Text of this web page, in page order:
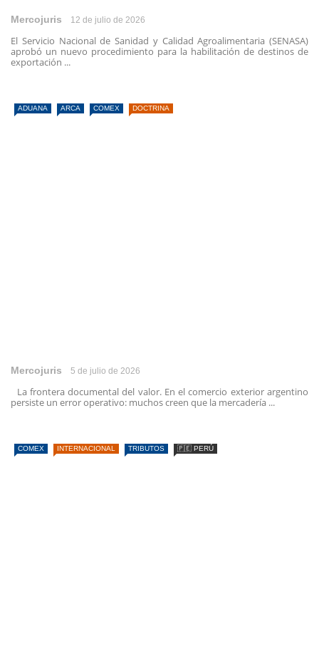
Mercojuris 12 de julio de 2026
El Servicio Nacional de Sanidad y Calidad Agroalimentaria (SENASA)
aprobó un nuevo procedimiento para la habilitación de destinos de
exportación ...
ADUANA ARCA COMEX DOCTRINA
Mercojuris 5 de julio de 2026
La frontera documental del valor. En el comercio exterior argentino
persiste un error operativo: muchos creen que la mercadería ...
COMEX INTERNACIONAL TRIBUTOS 🇵🇪 PERÚ